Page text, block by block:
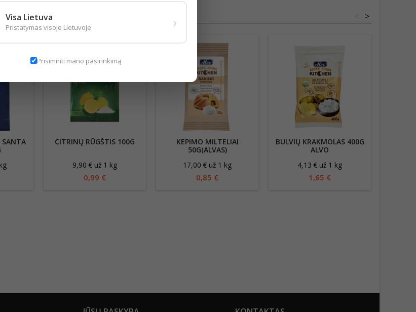
PAČIOJE KATEGORIJOJE: >
SANTA
CITRINŲ RŪGŠTIS 100G
9,90 € už 1 kg
0,99 €
KEPIMO MILTELIAI
50G(ALVAS)
17,00 € už 1 kg
0,85 €
BULVIŲ KRAKMOLAS 400G
ALVO
4,13 € už 1 kg
1,65 €
Visa Lietuva
Pristatymas visoje Lietuvoje ›
Prisiminti mano pasirinkimą